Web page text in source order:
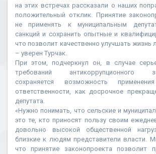
на этих встречах рассказали о наших
положительный отклик. Принятие
не применять к муниципальным
санкций и сохранить опытные и
что позволит качественно улучшать жизнь
– уверен Турчак.
При этом, подчеркнул он, в случае
требований антикоррупционного
сохраняется возможность
ответственности, как досрочное
депутата.
«Нужно понимать, что сельские и
это те, кто приносят пользу своим
довольно высокой общественной
близкие к людям представители власти.
что принятие законопроекта позволит